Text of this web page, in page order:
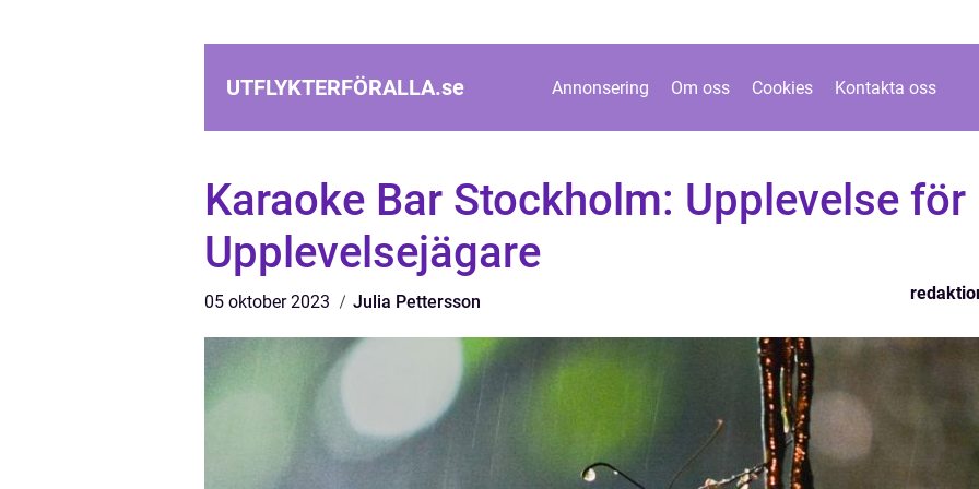
UTFLYKTERFÖRALLA.se Annonsering Om oss Cookies Kontakta oss
Karaoke Bar Stockholm: Upplevelse för
Upplevelsejägare
05 oktober 2023 Julia Pettersson